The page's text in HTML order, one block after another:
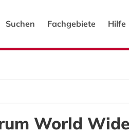
Suchen Fachgebiete Hilfe
World Wide